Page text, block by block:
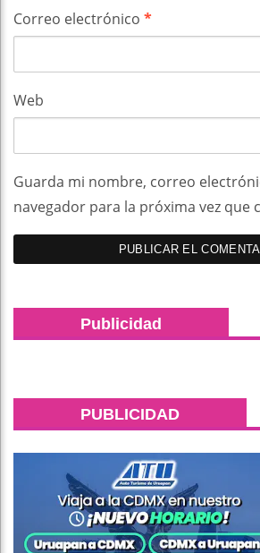
Correo electrónico *
Web
Guarda mi nombre, correo
navegador para la próxima vez que
Publicidad
PUBLICIDAD